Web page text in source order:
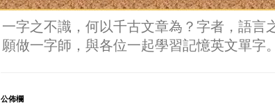
一字之不識，何以千古文章為？字者，語言
願做一字師，與各位一起學習記憶英文單字。
公佈欄